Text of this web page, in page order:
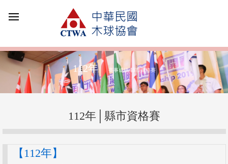
112年 賽事成績/縣市資格賽
112年│縣市資格賽
【112年】